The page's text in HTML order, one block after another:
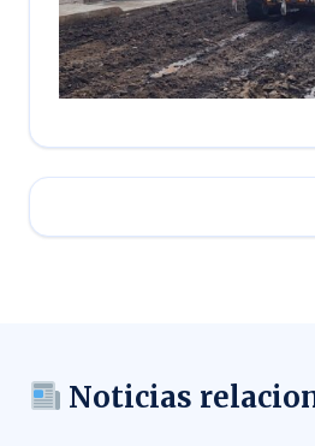
Noticias